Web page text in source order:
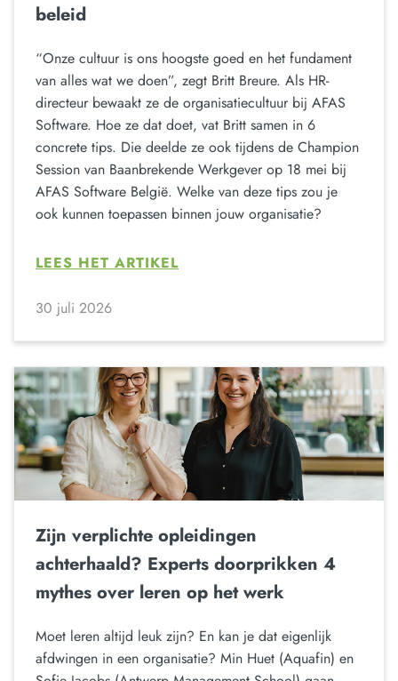
beleid
“Onze cultuur is ons hoogste goed en het fundament
van alles wat we doen”, zegt Britt Breure. Als HR-
directeur bewaakt ze de organisatiecultuur bij AFAS
Software. Hoe ze dat doet, vat Britt samen in 6
concrete tips. Die deelde ze ook tijdens de Champion
Session van Baanbrekende Werkgever op 18 mei bij
AFAS Software België. Welke van deze tips zou je
ook kunnen toepassen binnen jouw organisatie?
LEES HET ARTIKEL
30 juli 2026
Zijn verplichte opleidingen
achterhaald? Experts doorprikken 4
mythes over leren op het werk
Moet leren altijd leuk zijn? En kan je dat eigenlijk
afdwingen in een organisatie? Min Huet (Aquafin) en